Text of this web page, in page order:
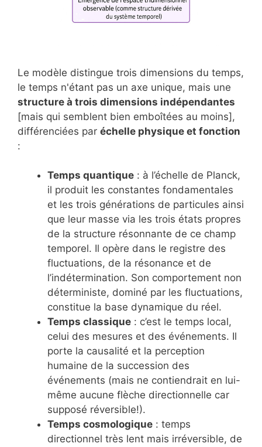
Le modèle distingue trois dimensions du temps,
le temps n'étant pas un axe unique, mais une
structure à trois dimensions indépendantes
[mais qui semblent bien emboîtées au moins],
différenciées par échelle physique et fonction
:
Temps quantique : à l’échelle de Planck,
il produit les constantes fondamentales
et les trois générations de particules ainsi
que leur masse via les trois états propres
de la structure résonnante de ce champ
temporel. Il opère dans le registre des
fluctuations, de la résonance et de
l’indétermination. Son comportement non
déterministe, dominé par les fluctuations,
constitue la base dynamique du réel.
Temps classique : c’est le temps local,
celui des mesures et des événements. Il
porte la causalité et la perception
humaine de la succession des
événements (mais ne contiendrait en lui-
même aucune flèche directionnelle car
supposé réversible!).
Temps cosmologique : temps
directionnel très lent mais irréversible, de